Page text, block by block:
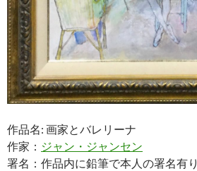
作品名: 画家とバレリーナ
作家： ジャン・ジャンセン
署名：作品内に鉛筆で本人の署名有り